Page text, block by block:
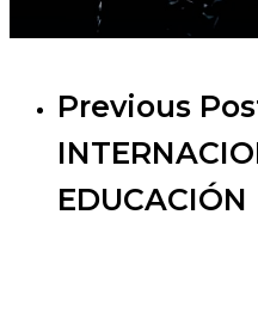
Previous
EDUCACIÓN